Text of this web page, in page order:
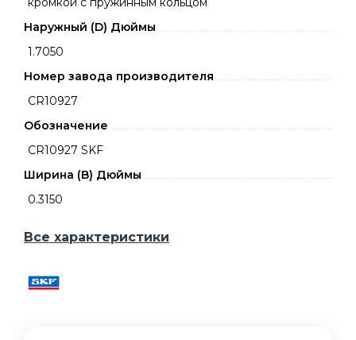
Наружный (D) Дюймы
1.7050
Номер завода производителя
CR10927
Обозначение
CR10927 SKF
Ширина (B) Дюймы
0.3150
Все характеристики